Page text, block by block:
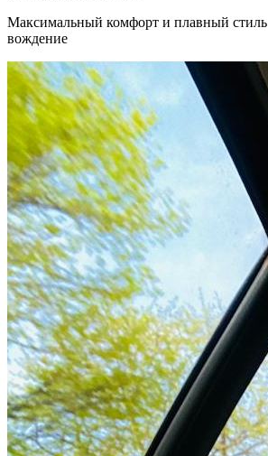
Максимальный комфорт и плавный стиль
вождение